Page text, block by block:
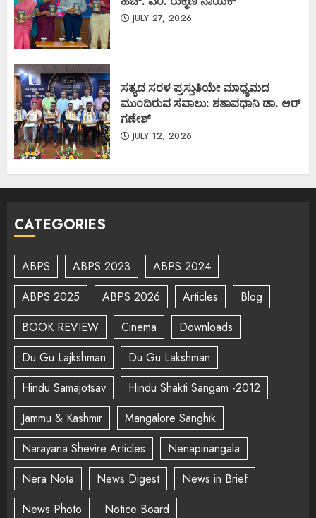
JULY 27, 2026
ಸತ್ಯದ ಸರಳ ಪ್ರಸ್ತುತಿಯೇ ಮಾಧ್ಯಮದ
ಮುಂದಿರುವ ಸವಾಲು: ಶತಾವಧಾನಿ ಡಾ. ಆರ್
ಗಣೇಶ್
JULY 12, 2026
CATEGORIES
ABPS ABPS 2023
ABPS 2024
ABPS 2025
ABPS 2026 Articles
Blog
BOOK REVIEW
Cinema
Downloads
Du Gu Lajkshman
Du Gu Lakshman
Hindu Samajotsav
Hindu Shakti Sangam -2012
Jammu & Kashmir
Mangalore Sanghik
Narayana Shevire Articles
Nenapinangala
Nera Nota
News Digest
News in Brief
News Photo
Notice Board